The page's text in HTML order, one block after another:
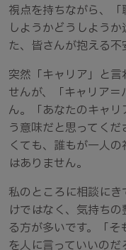
視点を持ちながら、
しようかどうしよう
た、皆さんが抱える不
突然「キャリア」と
せんが、「キャリア
ん。「あなたのキャ
う意味だと思ってく
くても、誰もが一人
はありません。
私のところに相談に
けではなく、気持ち
る方が多いです。「
を人に言っていいの